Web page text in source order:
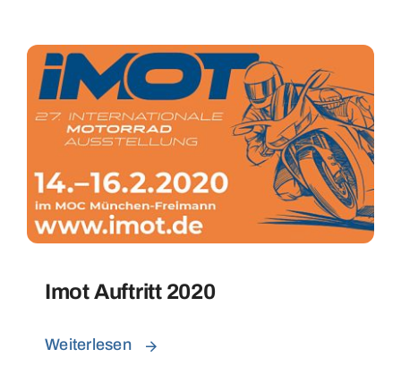
Imot Auftritt 2020
Weiterlesen